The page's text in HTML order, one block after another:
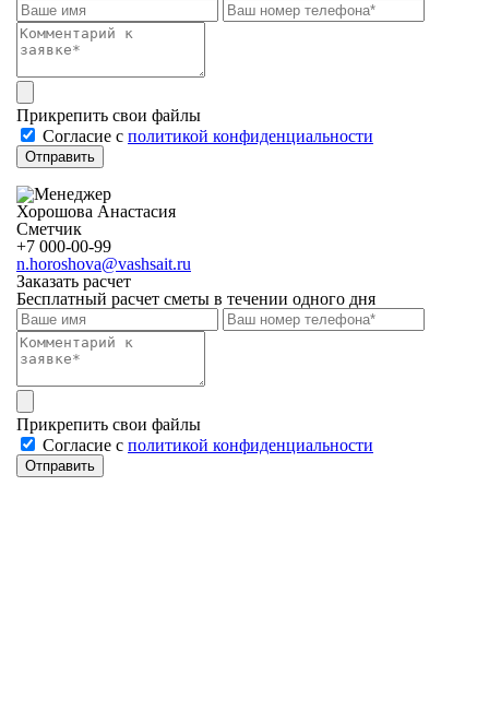
Прикрепить свои файлы
Cогласие с политикой конфиденциальности
Отправить
Хорошова Анастасия
Сметчик
+7 000-00-99
n.horoshova@vashsait.ru
Заказать расчет
Бесплатный расчет сметы в течении одного дня
Прикрепить свои файлы
Cогласие с политикой конфиденциальности
Отправить